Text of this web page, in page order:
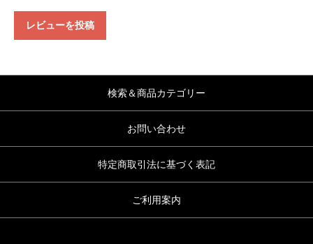
レビューを投稿
検索＆商品カテゴリー
お問い合わせ
特定商取引法に基づく表記
ご利用案内